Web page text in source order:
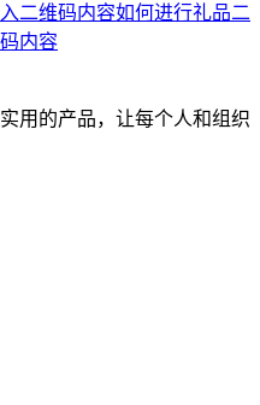
二维码内容如何进行礼品二
内容
用的产品，让每个人和组织